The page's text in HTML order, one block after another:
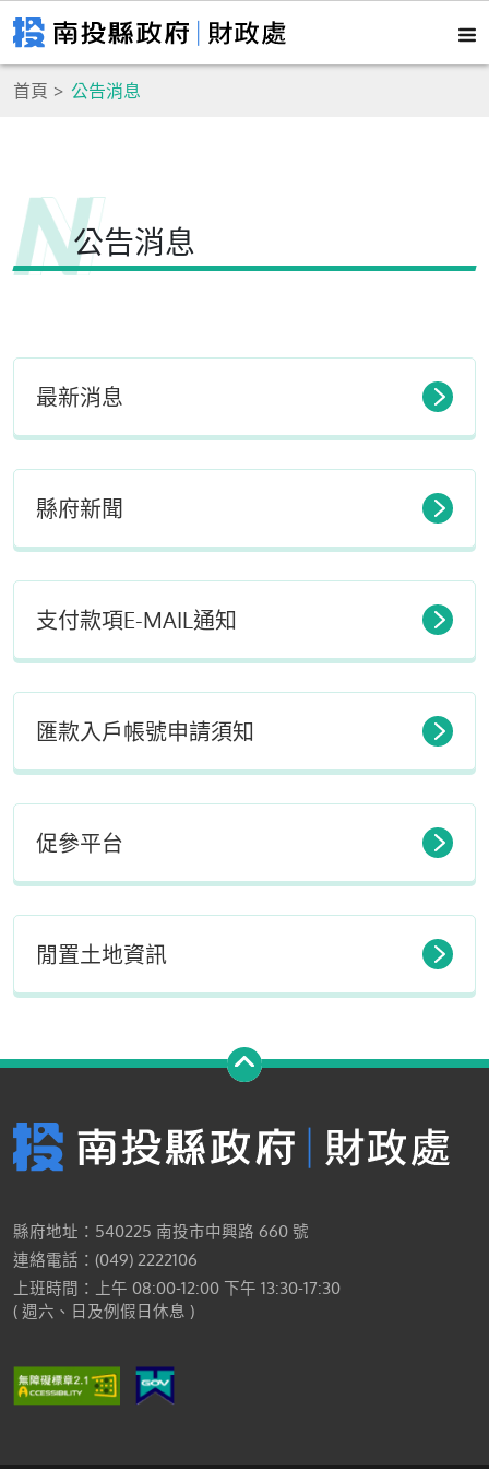
首頁 公告消息
公告消息
最新消息
縣府新聞
支付款項E-MAIL通知
匯款入戶帳號申請須知
促參平台
閒置土地資訊
縣府地址：540225 南投市中興路 660 號
連絡電話：(049) 2222106
上班時間：上午 08:00-12:00 下午 13:30-17:30
( 週六、日及例假日休息 )